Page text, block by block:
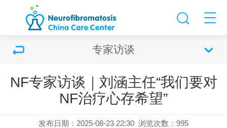
专家访谈
NF专家访谈｜刘涵主任“我们要对
NF治疗心存希望”
发布日期：2025-08-23 22:30 浏览次数：995